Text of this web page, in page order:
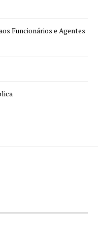
Funcionários e Agentes